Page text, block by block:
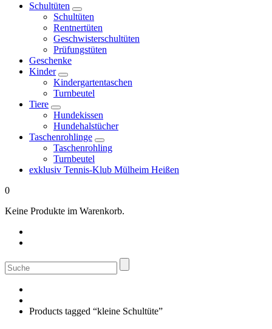
Schultüten
Schultüten
Rentnertüten
Geschwisterschultüten
Prüfungstüten
Geschenke
Kinder
Kindergartentaschen
Turnbeutel
Tiere
Hundekissen
Hundehalstücher
Taschenrohlinge
Taschenrohling
Turnbeutel
exklusiv Tennis-Klub Mülheim Heißen
0
Keine Produkte im Warenkorb.
Suche
nach:
Products tagged “kleine Schultüte”